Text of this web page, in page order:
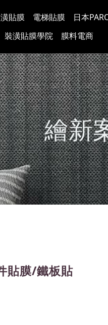
貼膜 電梯貼膜 日本
裝潢貼膜學院 膜料電商
繪新
貼膜/鐵板貼